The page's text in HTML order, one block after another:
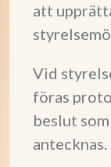
att
Vid
föras
beslut
antecknas.